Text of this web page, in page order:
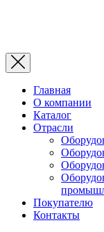
Главная
О компании
Каталог
Отрасли
Покупателю
Контакты